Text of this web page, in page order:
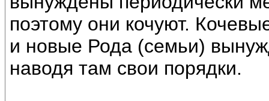
поэтому они кочуют.
и новые Рода (семьи)
наводя там свои порядки.